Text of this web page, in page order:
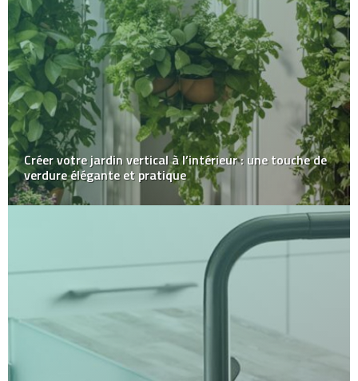
Créer votre jardin vertical à l’intérieur : une touche de
verdure élégante et pratique